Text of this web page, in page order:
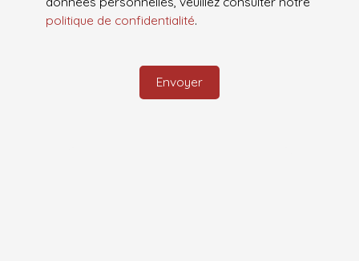
politique de confidentialité.
Envoyer